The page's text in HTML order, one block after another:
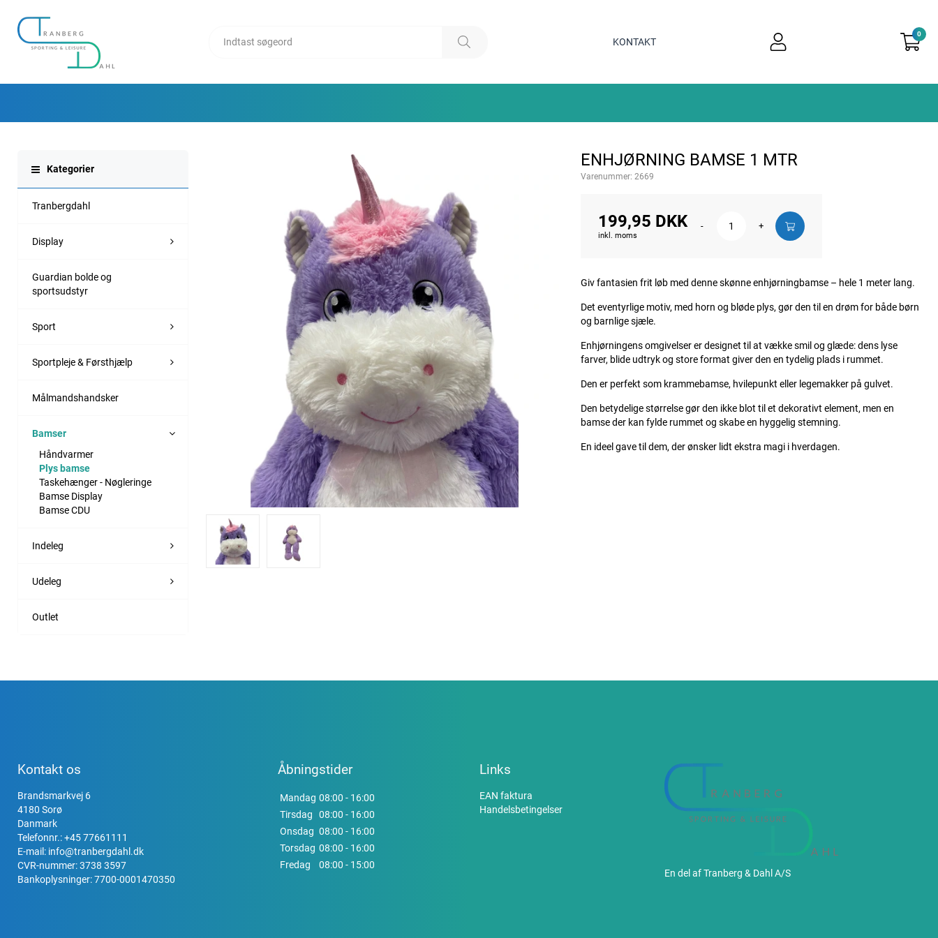
KONTAKT
0
Kategorier
Tranbergdahl
Display
Guardian bolde og
sportsudstyr
Sport
Sportpleje & Førsthjælp
Målmandshandsker
Bamser
Håndvarmer
Plys bamse
Taskehænger - Nøgleringe
Bamse Display
Bamse CDU
Indeleg
Udeleg
Outlet
ENHJØRNING BAMSE 1 MTR
Varenummer: 2669
199,95 DKK
inkl. moms
- +
Giv fantasien frit løb med denne skønne enhjørningbamse – hele 1 meter lang.
Det eventyrlige motiv, med horn og bløde plys, gør den til en drøm for både børn
og barnlige sjæle.
Enhjørningens omgivelser er designet til at vække smil og glæde: dens lyse
farver, blide udtryk og store format giver den en tydelig plads i rummet.
Den er perfekt som krammebamse, hvilepunkt eller legemakker på gulvet.
Den betydelige størrelse gør den ikke blot til et dekorativt element, men en
bamse der kan fylde rummet og skabe en hyggelig stemning.
En ideel gave til dem, der ønsker lidt ekstra magi i hverdagen.
Kontakt os
Brandsmarkvej 6
4180 Sorø
Danmark
Telefonnr.:+45 77661111
E-mail: info@tranbergdahl.dk
CVR-nummer: 3738 3597
Bankoplysninger: 7700-0001470350
Åbningstider
Mandag 08:00 - 16:00
Tirsdag
08:00 - 16:00
Onsdag 08:00 - 16:00
Torsdag 08:00 - 16:00
Fredag
08:00 - 15:00
Links
EAN faktura
Handelsbetingelser
En del af Tranberg & Dahl A/S